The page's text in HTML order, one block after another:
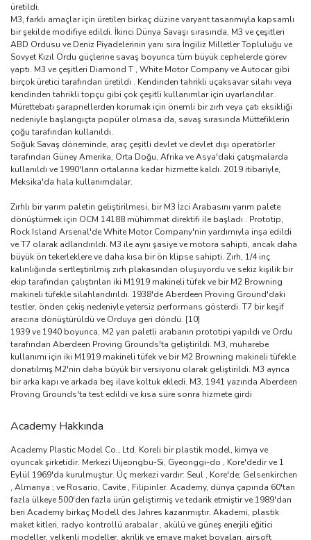
üretildi.
M3, farklı amaçlar için üretilen birkaç düzine varyant tasarımıyla kapsamlı
bir şekilde modifiye edildi. İkinci Dünya Savaşı sırasında, M3 ve çeşitleri
ABD Ordusu ve Deniz Piyadelerinin yanı sıra İngiliz Milletler Topluluğu ve
Sovyet Kızıl Ordu güçlerine savaş boyunca tüm büyük cephelerde görev
yaptı. M3 ve çeşitleri Diamond T , White Motor Company ve Autocar gibi
birçok üretici tarafından üretildi . Kendinden tahrikli uçaksavar silahı veya
kendinden tahrikli topçu gibi çok çeşitli kullanımlar için uyarlandılar..
Mürettebatı şarapnellerden korumak için önemli bir zırh veya çatı eksikliği
nedeniyle başlangıçta popüler olmasa da, savaş sırasında Müttefiklerin
çoğu tarafından kullanıldı.
Soğuk Savaş döneminde, araç çeşitli devlet ve devlet dışı operatörler
tarafından Güney Amerika, Orta Doğu, Afrika ve Asya'daki çatışmalarda
kullanıldı ve 1990'ların ortalarına kadar hizmette kaldı. 2019 itibariyle,
Meksika'da hala kullanımdalar.
Zırhlı bir yarım paletin geliştirilmesi, bir M3 İzci Arabasını yarım palete
dönüştürmek için OCM 14188 mühimmat direktifi ile başladı . Prototip,
Rock Island Arsenal'de White Motor Company'nin yardımıyla inşa edildi
ve T7 olarak adlandırıldı. M3 ile aynı şasiye ve motora sahipti, ancak daha
büyük ön tekerleklere ve daha kısa bir ön klipse sahipti. Zırh, 1/4 inç
kalınlığında sertleştirilmiş zırh plakasından oluşuyordu ve sekiz kişilik bir
ekip tarafından çalıştırılan iki M1919 makineli tüfek ve bir M2 Browning
makineli tüfekle silahlandırıldı. 1938'de Aberdeen Proving Ground'daki
testler, önden çekiş nedeniyle yetersiz performans gösterdi. T7 bir keşif
aracına dönüştürüldü ve Orduya geri döndü. [10]
1939 ve 1940 boyunca, M2 yarı paletli arabanın prototipi yapıldı ve Ordu
tarafından Aberdeen Proving Grounds'ta geliştirildi. M3, muharebe
kullanımı için iki M1919 makineli tüfek ve bir M2 Browning makineli tüfekle
donatılmış M2'nin daha büyük bir versiyonu olarak geliştirildi. M3 ayrıca
bir arka kapı ve arkada beş ilave koltuk ekledi. M3, 1941 yazında Aberdeen
Proving Grounds'ta test edildi ve kısa süre sonra hizmete girdi
Academy Hakkında
Academy Plastic Model Co., Ltd. Koreli bir plastik model, kimya ve
oyuncak şirketidir. Merkezi Uijeongbu-Si, Gyeonggi-do , Kore'dedir ve 1
Eylül 1969'da kurulmuştur. Üç merkezi vardır: Seul , Kore'de; Gelsenkirchen
, Almanya ; ve Rosario, Cavite , Filipinler. Academy, dünya çapında 60'tan
fazla ülkeye 500'den fazla ürün geliştirmiş ve tedarik etmiştir ve 1989'dan
beri Academy birkaç Modell des Jahres kazanmıştır. Akademi, plastik
maket kitleri, radyo kontrollü arabalar , akülü ve güneş enerjili eğitici
modeller, yelkenli modeller, akrilik ve emaye maket boyaları, airsoft